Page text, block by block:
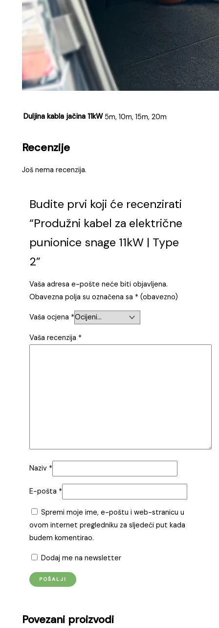
Duljina kabla jačina 11kW 5m, 10m, 15m, 20m
Recenzije
Još nema recenzija.
Budite prvi koji će recenzirati
“Produžni kabel za električne
punionice snage 11kW | Type
2”
Vaša adresa e-pošte neće biti objavljena.
Obavezna polja su označena sa * (obavezno)
Vaša ocjena *
Vaša recenzija *
Naziv *
E-pošta *
Spremi moje ime, e-poštu i web-stranicu u
ovom internet pregledniku za sljedeći put kada
budem komentirao.
Dodaj me na newsletter
Povezani proizvodi